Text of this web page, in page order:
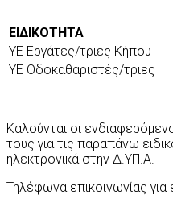
ΕΙΔΙΚΟΤΗΤΑ
ΥΕ Εργάτες/τριες Κήπου
ΥΕ Οδοκαθαριστές/τριες
Καλούνται οι
τους για τις παραπάνω
ηλεκτρονικά στην Δ.ΥΠ.Α.
Τηλέφωνα επικοινωνίας